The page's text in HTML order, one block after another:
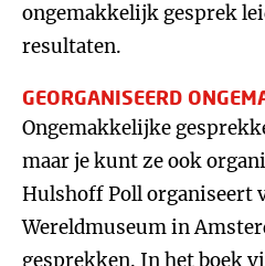
ongemakkelijk gesprek
resultaten.
GEORGANISEERD
Ongemakkelijke
maar je kunt ze ook
Hulshoff Poll organiseert
Wereldmuseum in
gesprekken. In het boek